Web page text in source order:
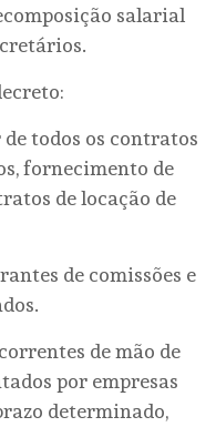
salarial
de todos os contratos
fornecimento de
de locação de
de comissões e
de mão de
por empresas
determinado,